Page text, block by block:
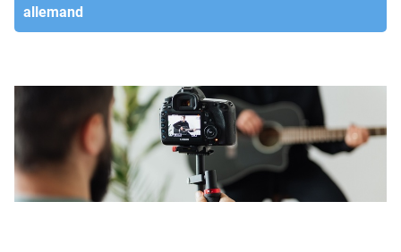
allemand